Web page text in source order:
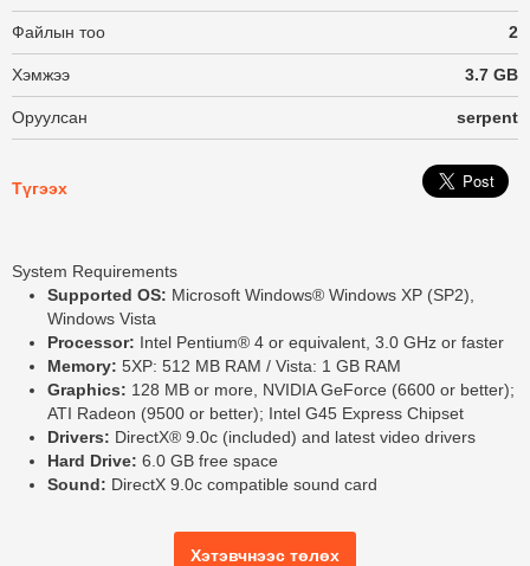
Файлын тоо 2
Хэмжээ 3.7 GB
Оруулсан serpent
Түгээх
System Requirements
Supported OS: Microsoft Windows® Windows XP (SP2),
Windows Vista
Processor: Intel Pentium® 4 or equivalent, 3.0 GHz or faster
Memory: 5XP: 512 MB RAM / Vista: 1 GB RAM
Graphics: 128 MB or more, NVIDIA GeForce (6600 or better);
ATI Radeon (9500 or better); Intel G45 Express Chipset
Drivers: DirectX® 9.0c (included) and latest video drivers
Hard Drive: 6.0 GB free space
Sound: DirectX 9.0c compatible sound card
Хэтэвчнээс төлөх